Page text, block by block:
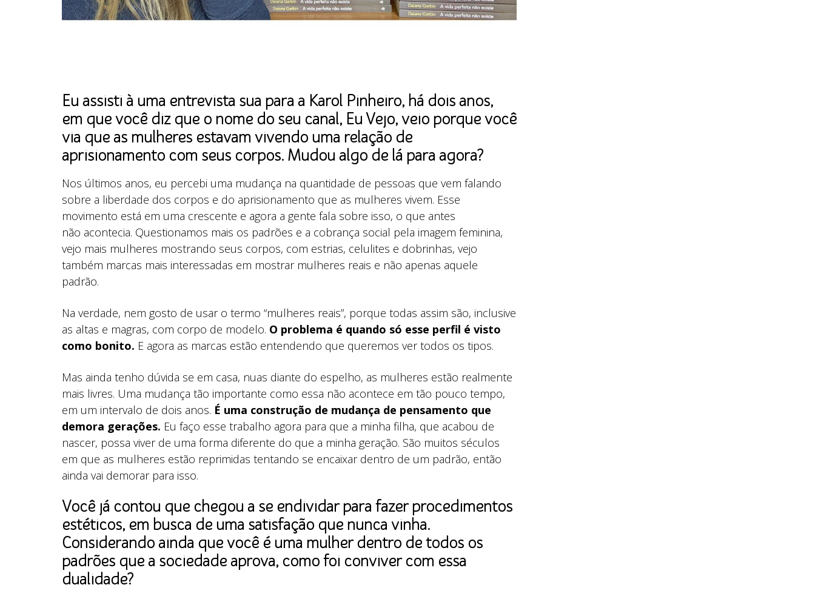
Eu assisti à uma entrevista sua para a Karol Pinheiro, há dois anos,
em que você diz que o nome do seu canal, Eu Vejo, veio porque você
via que as mulheres estavam vivendo uma relação de
aprisionamento com seus corpos. Mudou algo de lá para agora?
Nos últimos anos, eu percebi uma mudança na quantidade de pessoas que vem falando
sobre a liberdade dos corpos e do aprisionamento que as mulheres vivem. Esse
movimento está em uma crescente e agora a gente fala sobre isso, o que antes
não acontecia. Questionamos mais os padrões e a cobrança social pela imagem feminina,
vejo mais mulheres mostrando seus corpos, com estrias, celulites e dobrinhas, vejo
também marcas mais interessadas em mostrar mulheres reais e não apenas aquele
padrão.
Na verdade, nem gosto de usar o termo “mulheres reais”, porque todas assim são, inclusive
as altas e magras, com corpo de modelo. O problema é quando só esse perfil é visto
como bonito. E agora as marcas estão entendendo que queremos ver todos os tipos.
Mas ainda tenho dúvida se em casa, nuas diante do espelho, as mulheres estão realmente
mais livres. Uma mudança tão importante como essa não acontece em tão pouco tempo,
em um intervalo de dois anos. É uma construção de mudança de pensamento que
demora gerações. Eu faço esse trabalho agora para que a minha filha, que acabou de
nascer, possa viver de uma forma diferente do que a minha geração. São muitos séculos
em que as mulheres estão reprimidas tentando se encaixar dentro de um padrão, então
ainda vai demorar para isso.
Você já contou que chegou a se endividar para fazer procedimentos
estéticos, em busca de uma satisfação que nunca vinha.
Considerando ainda que você é uma mulher dentro de todos os
padrões que a sociedade aprova, como foi conviver com essa
dualidade?